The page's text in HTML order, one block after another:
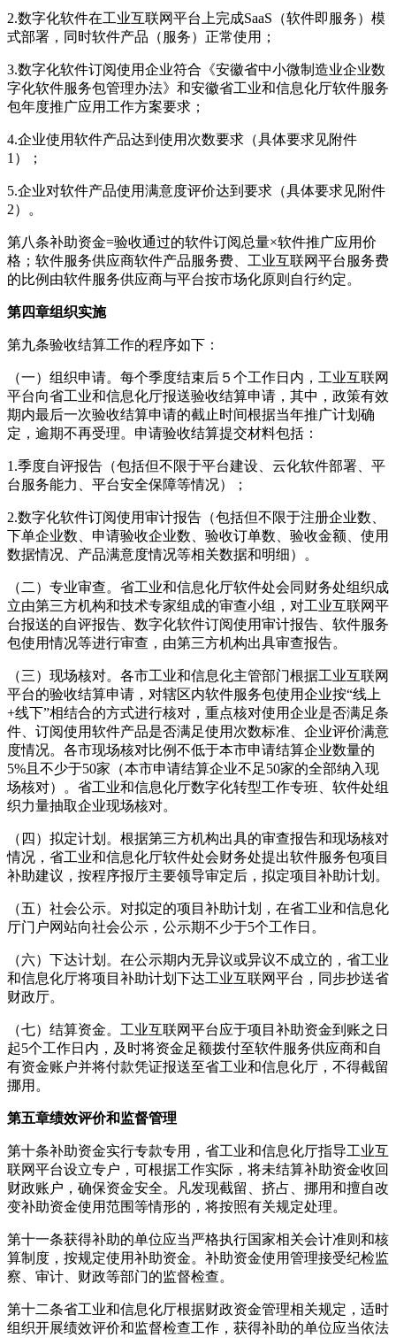
2.数字化软件在工业互联网平台上完成SaaS（软件即服务）模
式部署，同时软件产品（服务）正常使用；
3.数字化软件订阅使用企业符合《安徽省中小微制造业企业数
字化软件服务包管理办法》和安徽省工业和信息化厅软件服务
包年度推广应用工作方案要求；
4.企业使用软件产品达到使用次数要求（具体要求见附件
1）；
5.企业对软件产品使用满意度评价达到要求（具体要求见附件
2）。
第八条补助资金=验收通过的软件订阅总量×软件推广应用价
格；软件服务供应商软件产品服务费、工业互联网平台服务费
的比例由软件服务供应商与平台按市场化原则自行约定。
第四章组织实施
第九条验收结算工作的程序如下：
（一）组织申请。每个季度结束后５个工作日内，工业互联网
平台向省工业和信息化厅报送验收结算申请，其中，政策有效
期内最后一次验收结算申请的截止时间根据当年推广计划确
定，逾期不再受理。申请验收结算提交材料包括：
1.季度自评报告（包括但不限于平台建设、云化软件部署、平
台服务能力、平台安全保障等情况）；
2.数字化软件订阅使用审计报告（包括但不限于注册企业数、
下单企业数、申请验收企业数、验收订单数、验收金额、使用
数据情况、产品满意度情况等相关数据和明细）。
（二）专业审查。省工业和信息化厅软件处会同财务处组织成
立由第三方机构和技术专家组成的审查小组，对工业互联网平
台报送的自评报告、数字化软件订阅使用审计报告、软件服务
包使用情况等进行审查，由第三方机构出具审查报告。
（三）现场核对。各市工业和信息化主管部门根据工业互联网
平台的验收结算申请，对辖区内软件服务包使用企业按“线上
+线下”相结合的方式进行核对，重点核对使用企业是否满足条
件、订阅使用软件产品是否满足使用次数标准、企业评价满意
度情况。各市现场核对比例不低于本市申请结算企业数量的
5%且不少于50家（本市申请结算企业不足50家的全部纳入现
场核对）。省工业和信息化厅数字化转型工作专班、软件处组
织力量抽取企业现场核对。
（四）拟定计划。根据第三方机构出具的审查报告和现场核对
情况，省工业和信息化厅软件处会财务处提出软件服务包项目
补助建议，按程序报厅主要领导审定后，拟定项目补助计划。
（五）社会公示。对拟定的项目补助计划，在省工业和信息化
厅门户网站向社会公示，公示期不少于5个工作日。
（六）下达计划。在公示期内无异议或异议不成立的，省工业
和信息化厅将项目补助计划下达工业互联网平台，同步抄送省
财政厅。
（七）结算资金。工业互联网平台应于项目补助资金到账之日
起5个工作日内，及时将资金足额拨付至软件服务供应商和自
有资金账户并将付款凭证报送至省工业和信息化厅，不得截留
挪用。
第五章绩效评价和监督管理
第十条补助资金实行专款专用，省工业和信息化厅指导工业互
联网平台设立专户，可根据工作实际，将未结算补助资金收回
财政账户，确保资金安全。凡发现截留、挤占、挪用和擅自改
变补助资金使用范围等情形的，将按照有关规定处理。
第十一条获得补助的单位应当严格执行国家相关会计准则和核
算制度，按规定使用补助资金。补助资金使用管理接受纪检监
察、审计、财政等部门的监督检查。
第十二条省工业和信息化厅根据财政资金管理相关规定，适时
组织开展绩效评价和监督检查工作，获得补助的单位应当依法